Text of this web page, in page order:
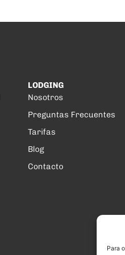
Para
LODGING
Nosotros
Preguntas Frecuentes
Tarifas
Blog
Contacto